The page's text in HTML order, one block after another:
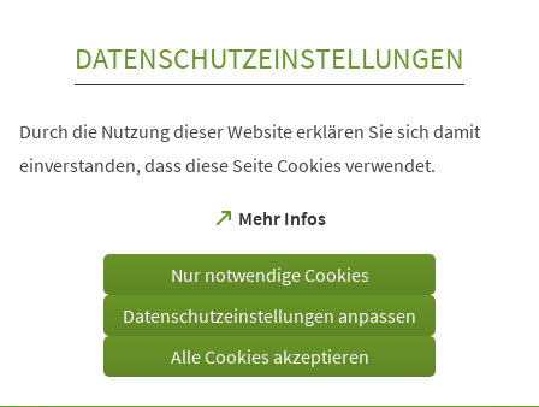
DATENSCHUTZEINSTELLUNGEN
Durch die Nutzung dieser Website erklären Sie sich damit
einverstanden, dass diese Seite Cookies verwendet.
Mehr Infos
(Öffnet
einem
Tab)
Nur notwendige Cookies
Datenschutzeinstellungen anpassen
Alle Cookies akzeptieren